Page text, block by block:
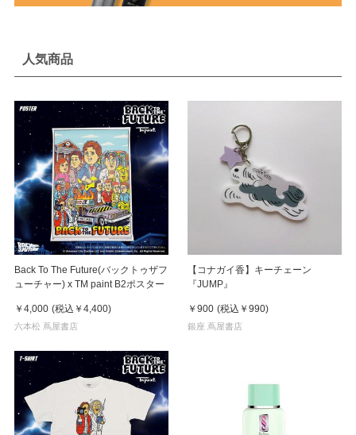
人気商品
Back To The Future(バックトゥザフ
ューチャー) x TM paint B2ポスター
￥4,000 (税込 ￥4,400)
六本松 蔦屋書店
【コナガイ香】キーチェーン
『JUMP』
￥900 (税込 ￥990)
銀座 蔦屋書店